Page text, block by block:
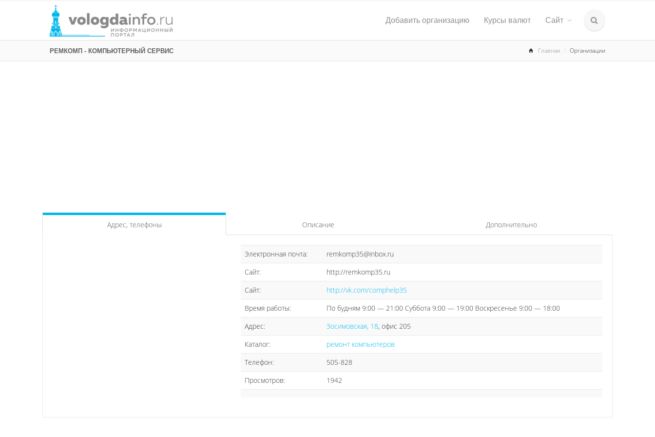
Добавить организацию Курсы валют Сайт
РЕМКОМП - КОМПЬЮТЕРНЫЙ СЕРВИС Главная Организации
Адрес, телефоны Описание Дополнительно
Электронная почта:
remkomp35@inbox.ru
Сайт:
http://remkomp35.ru
Сайт:
http://vk.com/comphelp35
Время работы:
По будням 9:00 — 21:00 Суббота 9:00 — 19:00 Воскресенье 9:00 — 18:00
Адрес:
Зосимовская, 18, офис 205
Каталог:
ремонт компьютеров
Телефон:
505-828
Просмотров:
1942